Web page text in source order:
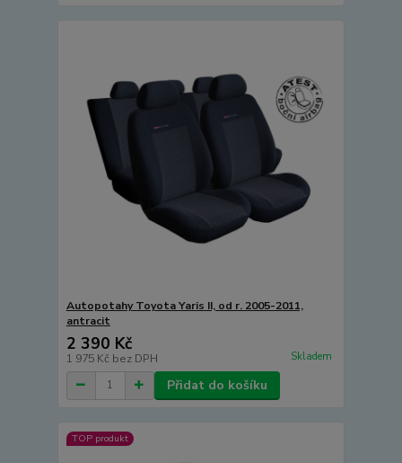
Autopotahy Toyota Yaris II, od r. 2005-2011,
antracit
2 390 Kč
1 975 Kč bez DPH Skladem
Přidat do košíku
TOP produkt